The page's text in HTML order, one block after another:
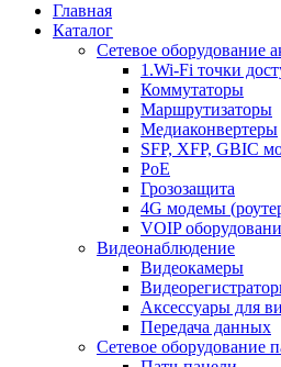
Главная
Каталог
Сетевое оборудование
1.Wi-Fi точки
Коммутаторы
Маршрутизаторы
Медиаконвертеры
SFP, XFP, GBIC
PoE
Грозозащита
4G модемы
VOIP
Видеонаблюдение
Видеокамеры
Аксессуары для
Передача данных
Сетевое оборудование